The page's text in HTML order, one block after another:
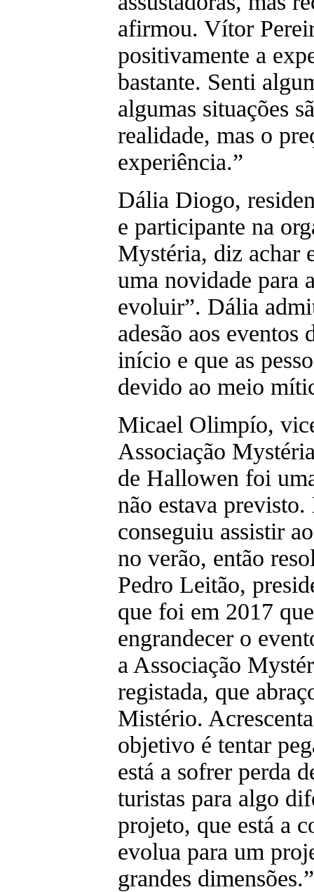
afirmou. Vítor
positivamente a
bastante. Senti
algumas situações
realidade, mas o
experiência.”
Dália Diogo,
e participante na
Mystéria, diz achar
uma novidade para
evoluir”. Dália
adesão aos eventos
início e que as
devido ao meio
Micael Olimpío,
Associação
de Hallowen foi
não estava
conseguiu assistir
no verão, então
Pedro Leitão,
que foi em 2017
engrandecer o
a Associação
registada, que
Mistério.
objetivo é tentar
está a sofrer perda
turistas para algo
projeto, que está a
evolua para um
grandes